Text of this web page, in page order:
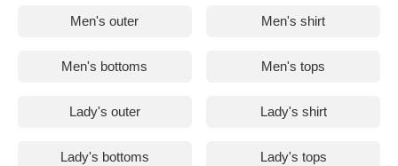
Men's outer Men's shirt
Men's bottoms Men's tops
Lady's outer Lady's shirt
Lady's bottoms Lady's tops